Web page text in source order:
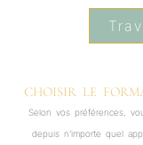
CHOISIR LE
Selon vos préférences,
depuis n’importe quel